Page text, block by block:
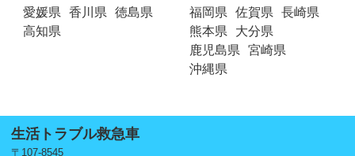
愛媛県 香川県
徳島県
高知県
福岡県 佐賀県
長崎県
熊本県
大分県
鹿児島県
宮崎県
沖縄県
生活トラブル救急車
〒107-8545